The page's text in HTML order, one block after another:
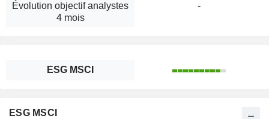
Évolution objectif analystes
4 mois
-
ESG MSCI
ESG MSCI